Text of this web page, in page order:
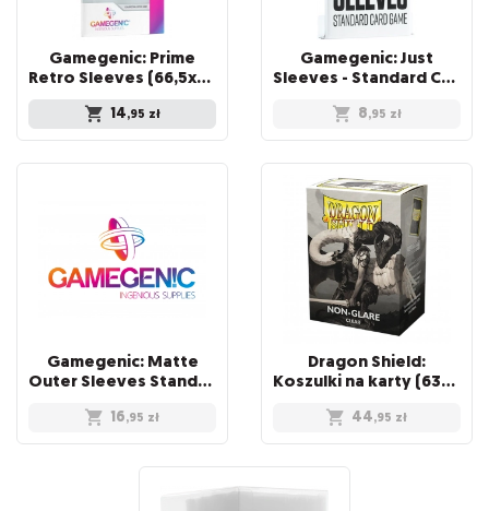
Gamegenic: Prime
Retro Sleeves (66,5x94 mm) 50 sztuk, Clear
14,95 zł
Gamegenic: Just
Sleeves - Standard Card Game Sleeves (66x91 mm), 50 sztuk
8,95 zł
Gamegenic: Matte
Outer Sleeves Standard (66x91 mm), 50 sztuk
16,95 zł
Dragon Shield:
Koszulki na karty (63x88 mm) "Standard Size" Non-Glare, 100 sztuk, Clear
44,95 zł